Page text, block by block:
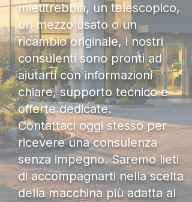
mietitrebbia, un telescopico,
un mezzo usato o un
ricambio originale, i nostri
consulenti sono pronti ad
aiutarti con informazioni
chiare, supporto tecnico e
offerte dedicate.
Contattaci oggi stesso per
ricevere una consulenza
senza impegno. Saremo lieti
di accompagnarti nella scelta
della macchina più adatta al